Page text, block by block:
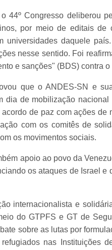
44º Congresso deliberou
por meio de editais
universidades daquele
nesse sentido. Foi
e sanções" (BDS) contra o
que o ANDES-SN e
dia de mobilização
de paz com ações de
com os comitês de
os movimentos sociais.
apoio ao povo da
os ataques de Israel
internacionalista e
do GTPFS e GT de
sobre as lutas por
nas Instituições